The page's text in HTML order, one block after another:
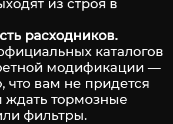
из строя в
расходников.
каталогов
модификации —
что вам не придется
ждать тормозные
фильтры.